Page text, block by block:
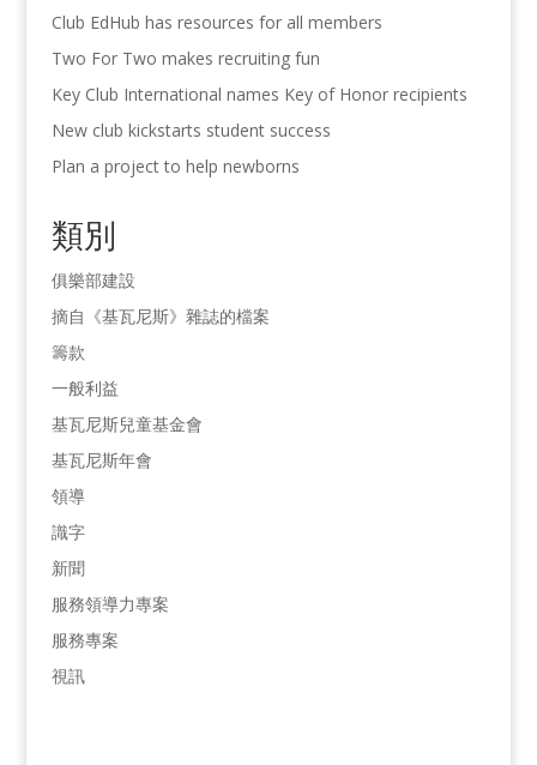
Club EdHub has resources for all members
Two For Two makes recruiting fun
Key Club International names Key of Honor recipients
New club kickstarts student success
Plan a project to help newborns
類別
俱樂部建設
摘自《基瓦尼斯》雜誌的檔案
籌款
一般利益
基瓦尼斯兒童基金會
基瓦尼斯年會
領導
識字
新聞
服務領導力專案
服務專案
視訊